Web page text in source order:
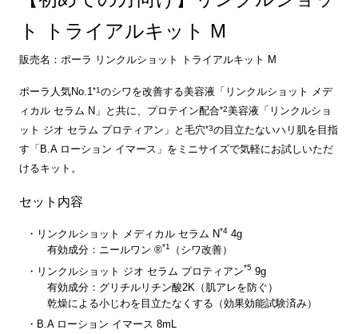
ト トライアルキット M
販売名：ポーラ リンクルショット トライアルキット M
ポーラ人気No.1*1のシワを改善する美容液「リンクルショット メデ
ィカル セラム N」と共に、プロテイン配合*2美容液「リンクルショ
ット ジオ セラム プロティアン」と毛穴*3の目立たないハリ肌を目指
す「B.A ローション イマース」をミニサイズで気軽にお試しいただ
けるキット。
セット内容
リンクルショット メディカル セラム N*44g
有効成分：ニールワン ®*1
（シワ改善）
リンクルショット ジオ セラム プロティアン*59g
有効成分：グリチルリチン酸2K（肌アレを防ぐ）
乾燥による小じわを目立たなくする（効果効能試験済み）
B.A ローション イマース 8mL